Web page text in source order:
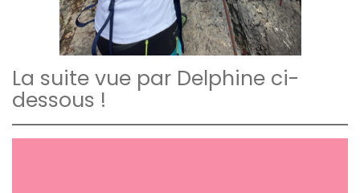
La suite vue par Delphine ci-
dessous !